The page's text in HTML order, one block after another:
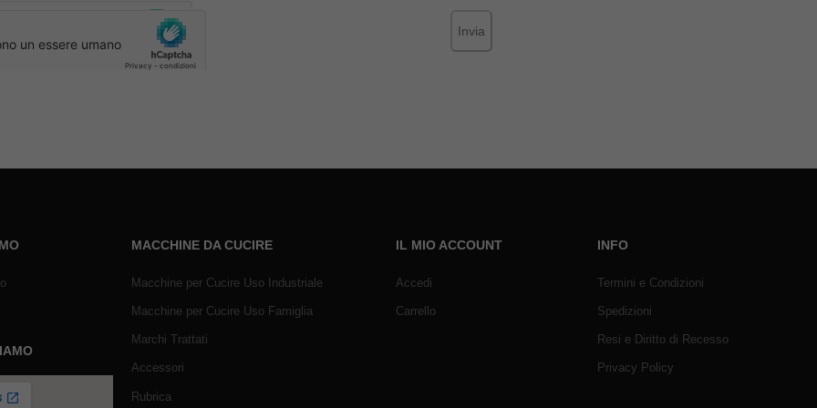
Invia
MACCHINE DA CUCIRE
Macchine per Cucire Uso Industriale
Macchine per Cucire Uso Famiglia
Marchi Trattati
Accessori
Rubrica
IL MIO ACCOUNT
Accedi
Carrello
INFO
Termini e Condizioni
Spedizioni
Resi e Diritto di Recesso
Privacy Policy